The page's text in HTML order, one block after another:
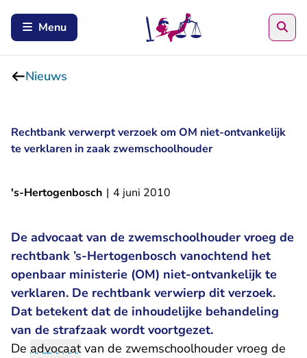
Menu
Nieuws
Rechtbank verwerpt verzoek om OM niet-ontvankelijk
te verklaren in zaak zwemschoolhouder
's-Hertogenbosch | 4 juni 2010
De advocaat van de zwemschoolhouder vroeg de
rechtbank ’s-Hertogenbosch vanochtend het
openbaar ministerie (OM) niet-ontvankelijk te
verklaren. De rechtbank verwierp dit verzoek.
Dat betekent dat de inhoudelijke behandeling
van de strafzaak wordt voortgezet.
De advocaatvan de zwemschoolhouder vroeg de